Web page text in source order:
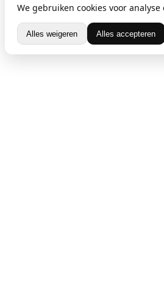
We gebruiken cookies voor
Alles weigeren Alles accepteren